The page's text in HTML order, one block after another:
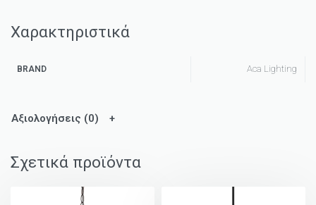
Χαρακτηριστικά
BRAND Aca Lighting
Αξιολογήσεις (0)
Σχετικά προϊόντα